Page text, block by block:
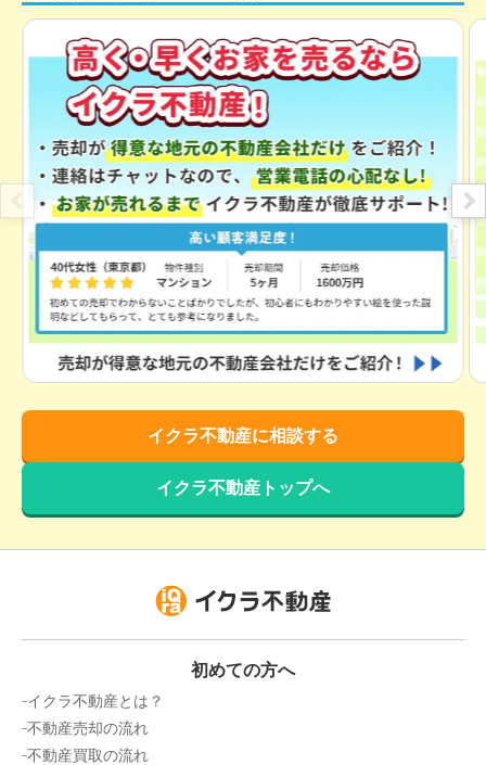
400 2022年5月
青森県上北郡おいらせ町鶉久保
状態:更地 土地面積:316 ㎡
900万円 2022年3月
青森県三沢市岡三沢三丁目
状態: 更地
500万円
青森県三沢市古間木二丁目
土地面積:297
400
青森県十和田市東二十四番町
土地面積:
2,400
イクラ不動産に相談する
イクラ不動産トップへ
初めての方へ
イクラ不動産とは？
不動産売却の流れ
不動産買取の流れ